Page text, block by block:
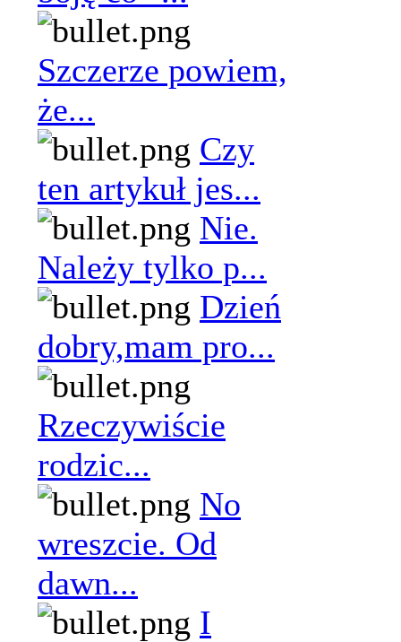
Szczerze powiem,
że...
Czy
ten artykuł jes...
Nie.
Należy tylko p...
Dzień
dobry,mam pro...
Rzeczywiście
rodzic...
No
wreszcie. Od
dawn...
I